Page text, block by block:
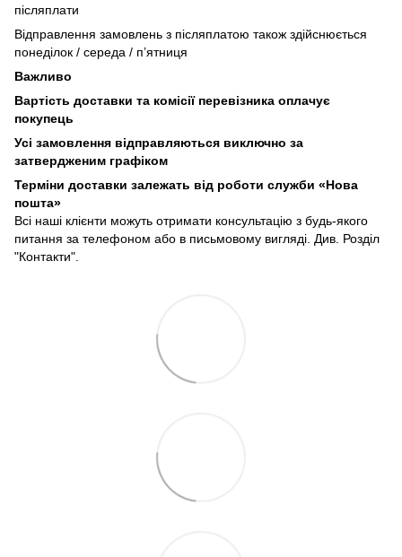
післяплати
Відправлення замовлень з післяплатою також здійснюється
понеділок / середа / п’ятниця
Важливо
Вартість доставки та комісії перевізника оплачує
покупець
Усі замовлення відправляються виключно за
затвердженим графіком
Терміни доставки залежать від роботи служби «Нова
пошта»
Всі наші клієнти можуть отримати консультацію з будь-якого
питання за телефоном або в письмовому вигляді. Див. Розділ
"Контакти".